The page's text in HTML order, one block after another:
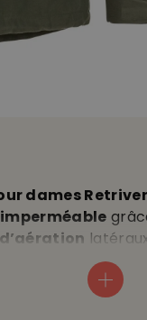
dames
et amovible •
latérales zippées